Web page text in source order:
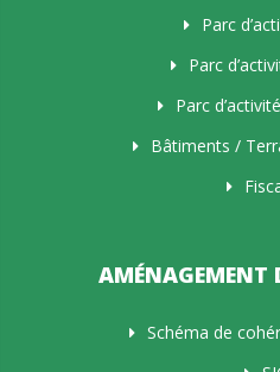
Parc
Parc
Parc
Bâtiments /
AMÉNAGEMENT
Schéma de